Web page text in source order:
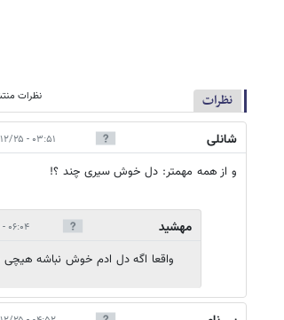
نظرات نظرات
شانلی ۰۳:۵۱ - ۱۳۹۲/۱۲/۲۵
و از همه مهمتر: دل خوش سیری چند ؟!
مهشيد ۰۶:۰۴ - ۱۳۹۲/۱۲/۲۵
واقعا اگه دل ادم خوش نباشه هيچى